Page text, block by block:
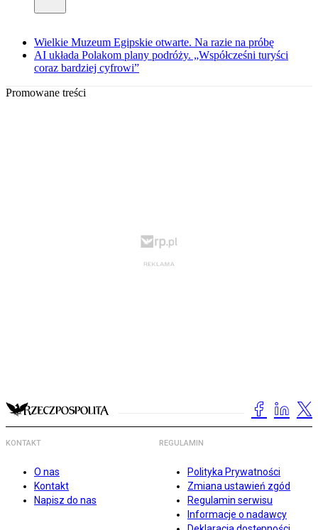
Wielkie Muzeum Egipskie otwarte. Na razie na próbę
AI układa Polakom plany podróży. „Współcześni turyści
coraz bardziej cyfrowi”
Promowane treści
KONTAKT
O nas
Kontakt
Napisz do nas
REGULAMIN
Polityka Prywatności
Zmiana ustawień zgód
Regulamin serwisu
Informacje o nadawcy